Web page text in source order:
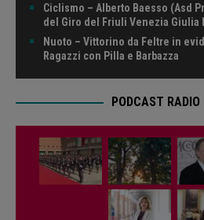
Ciclismo – Alberto Baesso (Asd
del Giro del Friuli Venezia Giulia
Nuoto – Vittorino da Feltre in
Ragazzi con Pilla e Barbazza
PODCAST RADIO